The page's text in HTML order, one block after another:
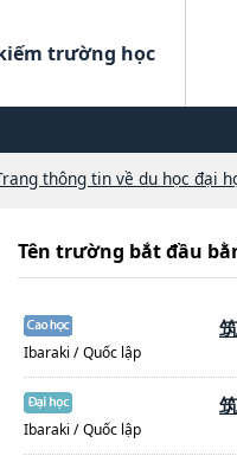
trường học
thông tin về du học đại
Tên trường bắt đầu
Ibaraki / Quốc lập
Ibaraki / Quốc lập